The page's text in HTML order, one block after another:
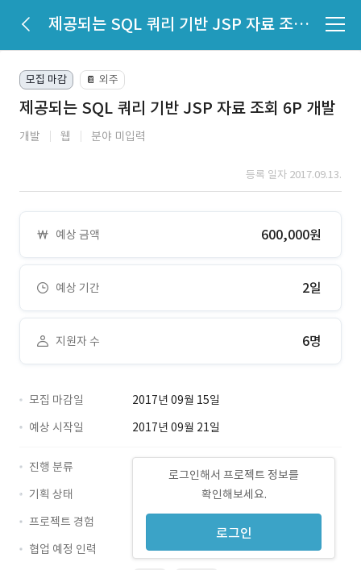
제공되는 SQL 쿼리 기반 JSP 자료 조회 6P 개발
모집 마감 📔 외주
제공되는 SQL 쿼리 기반 JSP 자료 조회 6P 개발
개발 웹 분야 미입력
등록 일자 2017.09.13.
예상 금액 600,000원
예상 기간 2일
지원자 수 6명
모집 마감일
2017년 09월 15일
예상 시작일
2017년 09월 21일
로그인해서 프로젝트 정보를
확인해보세요.
로그인
진행 분류
기획 상태
프로젝트 경험
협업 예정 인력